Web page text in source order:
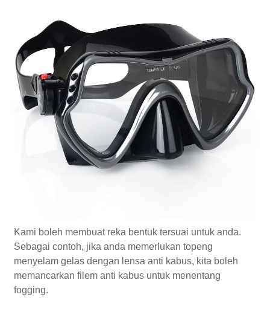
Kami boleh membuat reka bentuk tersuai untuk anda.
Sebagai contoh, jika anda memerlukan topeng
menyelam gelas dengan lensa anti kabus, kita boleh
memancarkan filem anti kabus untuk menentang
fogging.